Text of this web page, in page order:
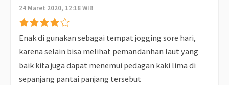
24 Maret 2020, 12:18 WIB
Enak di gunakan sebagai tempat jogging sore hari,
karena selain bisa melihat pemandanhan laut yang
baik kita juga dapat menemui pedagan kaki lima di
sepanjang pantai panjang tersebut